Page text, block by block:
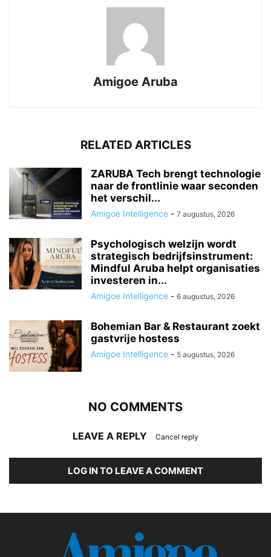
Amigoe Aruba
RELATED ARTICLES
ZARUBA Tech brengt technologie
naar de frontlinie waar seconden
het verschil...
Amigoe Intelligence - 7 augustus, 2026
Psychologisch welzijn wordt
strategisch bedrijfsinstrument:
Mindful Aruba helpt organisaties
investeren in...
Amigoe Intelligence - 6 augustus, 2026
Bohemian Bar & Restaurant zoekt
gastvrije hostess
Amigoe Intelligence - 5 augustus, 2026
NO COMMENTS
LEAVE A REPLY Cancel reply
LOG IN TO LEAVE A COMMENT